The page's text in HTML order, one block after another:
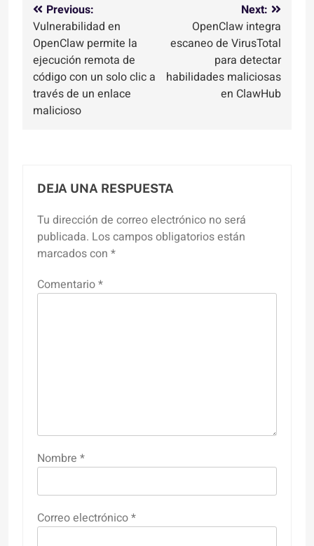
Navegación
de
entradas
Previous:
Vulnerabilidad en
OpenClaw permite la
ejecución remota de
código con un solo clic a
través de un enlace
malicioso
Next:
OpenClaw integra
escaneo de VirusTotal
para detectar
habilidades maliciosas
en ClawHub
DEJA UNA RESPUESTA
Tu dirección de correo electrónico no será
publicada. Los campos obligatorios están
marcados con *
Comentario*
Nombre *
Correo electrónico*